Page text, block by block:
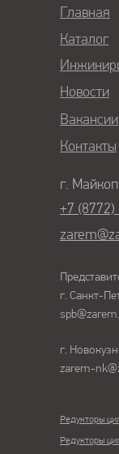
+7 (8772)
Каталог
Контакты
Главная
Новости
Вакансии
Редукторы
Редукторы
г.
г. Санкт-
г.
zarem-